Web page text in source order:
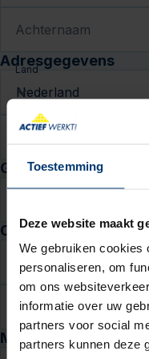
Toestemming
Deze website maakt
We gebruiken cookies
personaliseren, om
om ons
informatie over uw
partners voor social
partners kunnen deze
Achternaam
Adresgegevens
Land
Geboortedatum
Contactgegevens
E-mail
Telefoon
Motivatie en cv